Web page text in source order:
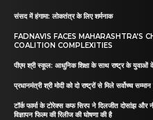
संसद में हंगामा: लोकतंत्र के लिए शर्मनाक
FADNAVIS FACES MAHARASHTRA’S
COALITION COMPLEXITIES
पीएम श्री स्कूल: आधुनिक शिक्षा के साथ राष्ट्र के युवाओं के
प्रधानमंत्री श्री मोदी को दो राष्ट्रों से मिले सर्वोच्च
टॉर्क फार्मा के टोरेक्स कफ सिरप ने दिलजीत दोसांझ
विज्ञापन फिल्म की रिलीज की घोषणा की है